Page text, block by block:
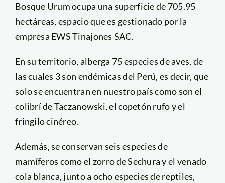
Bosque Urum ocupa una superficie de 705.95
hectáreas, espacio que es gestionado por la
empresa EWS Tinajones SAC.
En su territorio, alberga 75 especies de aves, de
las cuales 3 son endémicas del Perú, es decir, que
solo se encuentran en nuestro país como son el
colibrí de Taczanowski, el copetón rufo y el
fringilo cinéreo.
Además, se conservan seis especies de
mamíferos como el zorro de Sechura y el venado
cola blanca, junto a ocho especies de reptiles,